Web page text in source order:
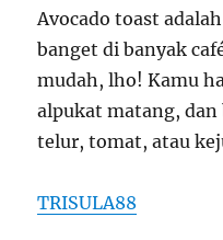
Avocado toast
banget di banyak
mudah, lho! Kamu
alpukat matang,
telur, tomat, atau
TRISULA88